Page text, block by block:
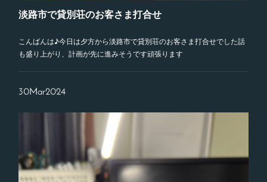
淡路市で貸別荘のお客さま打合せ
こんばんは♪今日は夕方から淡路市で貸別荘のお客さま打合せでした話
も盛り上がり、計画が先に進みそうです頑張ります
30Mar2024